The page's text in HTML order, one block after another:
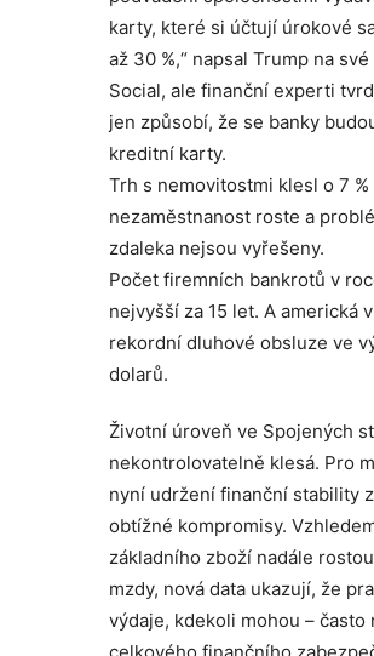
karty, které si účtují úrokové
až 30 %,“ napsal Trump na
Social, ale finanční experti
jen způsobí, že se banky
kreditní karty.
Trh s nemovitostmi klesl o 7 %
nezaměstnanost roste a
zdaleka nejsou vyřešeny.
Počet firemních bankrotů v
nejvyšší za 15 let. A americká
rekordní dluhové obsluze ve
dolarů.
Životní úroveň ve Spojených
nekontrolovatelně klesá. Pro
nyní udržení finanční stability
obtížné kompromisy.
základního zboží nadále
mzdy, nová data ukazují, že
výdaje, kdekoli mohou – často